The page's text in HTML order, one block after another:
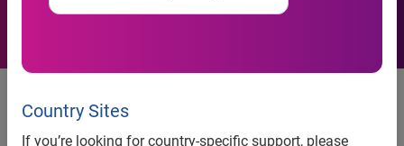
Country Sites
If you’re looking for country-specific support, please
Fusioni e acquisizioni: la Gran
Bretagna conferma vivacità